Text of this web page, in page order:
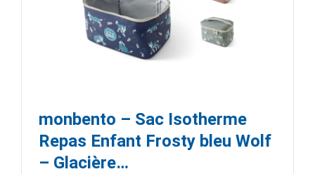
monbento – Sac Isotherme
Repas Enfant Frosty bleu Wolf
– Glacière…